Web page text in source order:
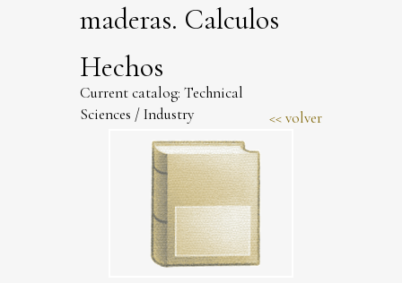
maderas. Calculos
Hechos
Current catalog: Technical
Sciences /Industry volver